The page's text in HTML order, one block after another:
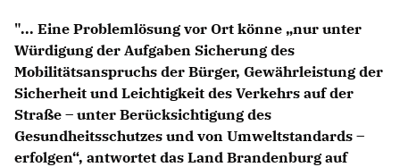
"... Eine Problemlösung vor Ort könne „nur unter
Würdigung der Aufgaben Sicherung des
Mobilitätsanspruchs der Bürger, Gewährleistung der
Sicherheit und Leichtigkeit des Verkehrs auf der
Straße – unter Berücksichtigung des
Gesundheitsschutzes und von Umweltstandards –
erfolgen“, antwortet das Land Brandenburg auf